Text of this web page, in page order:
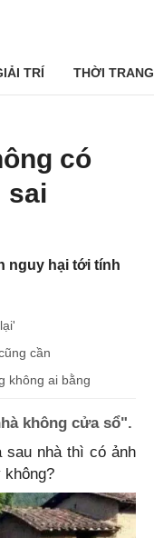
TRÍ THỜI TRANG
có
sai
nguy hại tới tính
cần
không ai bằng
không cửa sổ".
nhà thì có ảnh
không?